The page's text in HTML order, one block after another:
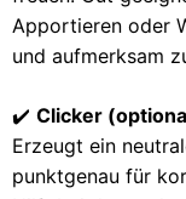
Apportieren oder
und aufmerksam
✔️ Clicker
Erzeugt ein
punktgenau für